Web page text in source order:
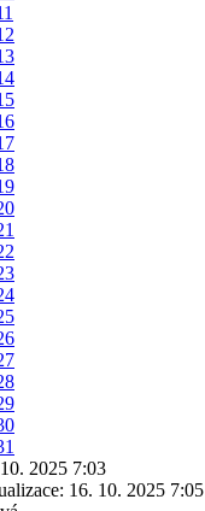
2025 7:03
16. 10. 2025 7:05